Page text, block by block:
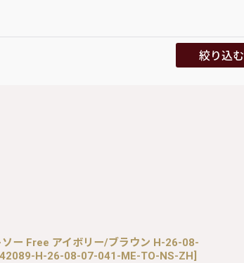
絞り込む
ー Free アイボリー/ブラウン H-26-08-
H-26-08-07-041-ME-TO-NS-ZH]